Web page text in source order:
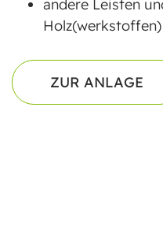
andere Leisten
Holz(werkstoffen)
ZUR ANLAGE